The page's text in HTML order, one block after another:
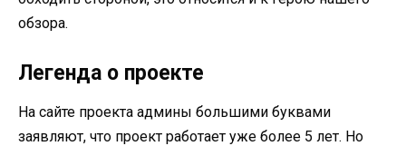
обзора.
Легенда о проекте
На сайте проекта админы большими буквами
заявляют, что проект работает уже более 5 лет. Но